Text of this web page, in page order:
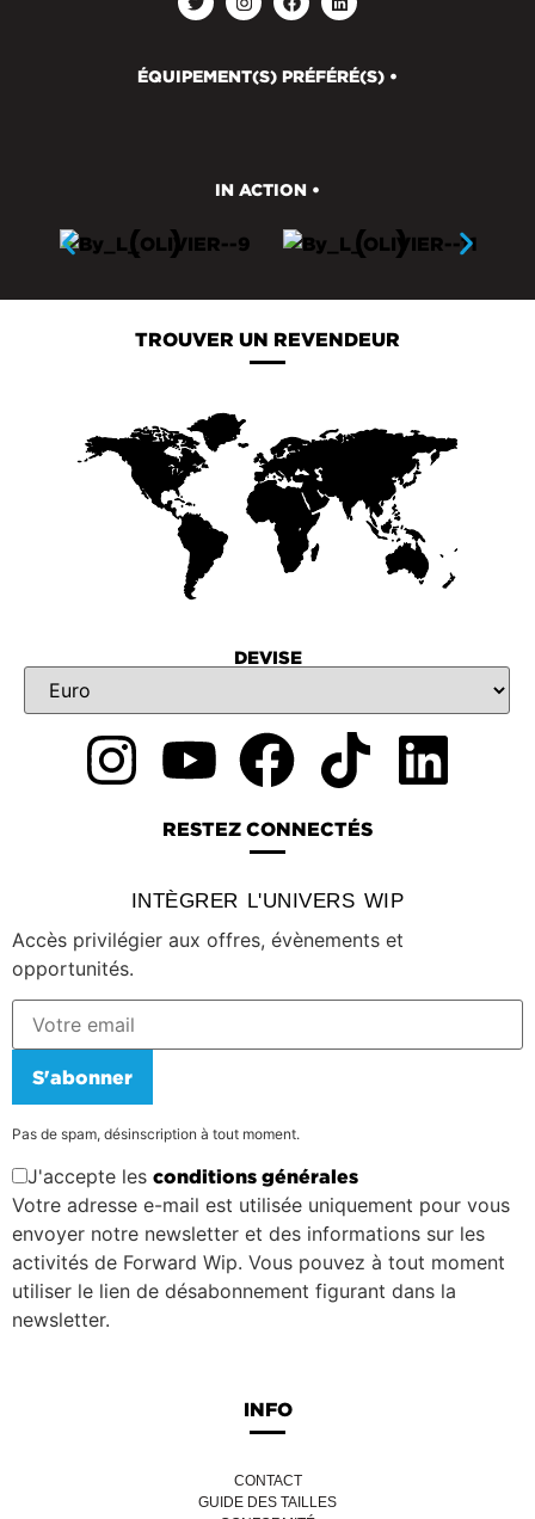
ÉQUIPEMENT(S) PRÉFÉRÉ(S) •
IN ACTION •
TROUVER UN REVENDEUR
DEVISE
RESTEZ CONNECTÉS
INTÈGRER L'UNIVERS WIP
Accès privilégier aux offres, évènements et
opportunités.
S'abonner
Pas de spam, désinscription à tout moment.
J'accepte les conditions générales
Votre adresse e-mail est utilisée uniquement pour vous
envoyer notre newsletter et des informations sur les
activités de Forward Wip. Vous pouvez à tout moment
utiliser le lien de désabonnement figurant dans la
newsletter.
INFO
CONTACT
GUIDE DES TAILLES